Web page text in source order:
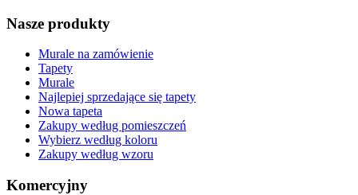
Nasze produkty
Murale na zamówienie
Tapety
Murale
Najlepiej sprzedające się tapety
Nowa tapeta
Zakupy według pomieszczeń
Wybierz według koloru
Zakupy według wzoru
Komercyjny